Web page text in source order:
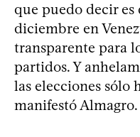
que puedo decir es
diciembre en
transparente para
partidos. Y
las elecciones sólo
manifestó Almagro.